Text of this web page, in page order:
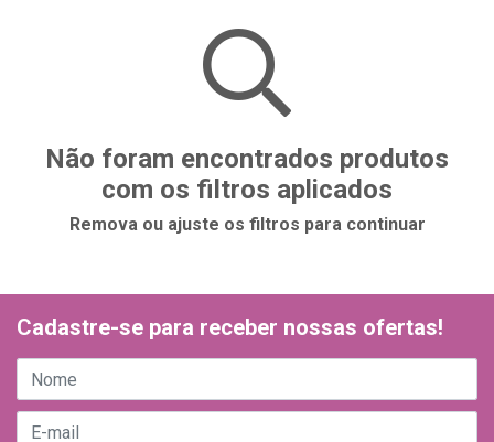
Não foram encontrados produtos
com os filtros aplicados
Remova ou ajuste os filtros para continuar
Cadastre-se para receber nossas ofertas!